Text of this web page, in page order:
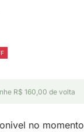
R$ 160,00 de volta
no momento